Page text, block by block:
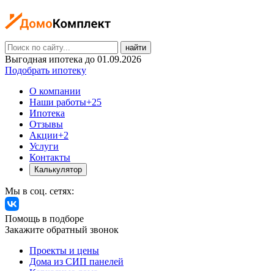
найти
Выгодная ипотека до 01.09.2026
Подобрать ипотеку
О компании
Наши работы+25
Ипотека
Отзывы
Акции+2
Услуги
Контакты
Калькулятор
Мы в соц. сетях:
Помощь в подборе
Закажите обратный звонок
Проекты и цены
Дома из СИП панелей